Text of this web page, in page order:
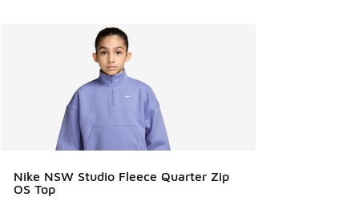
Nike NSW Studio Fleece Quarter Zip
OS Top